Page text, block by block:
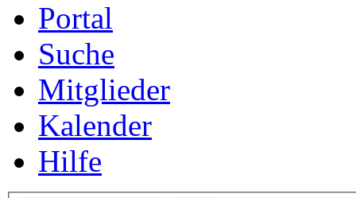
Portal
Suche
Mitglieder
Kalender
Hilfe